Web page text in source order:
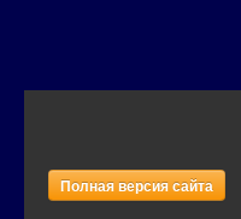
Полная версия сайта